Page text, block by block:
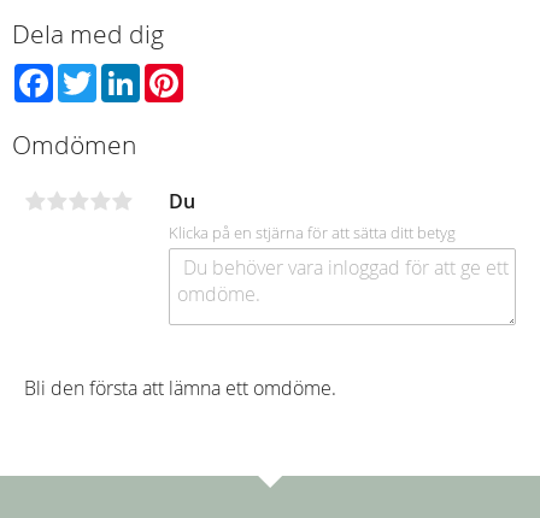
Dela med dig
Facebook
TwitterLinkedIn
Omdömen
Du
Klicka på en stjärna för att sätta ditt betyg
Bli den första att lämna ett omdöme.